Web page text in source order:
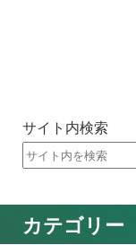
サイト内検索
カテゴリー